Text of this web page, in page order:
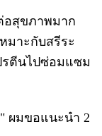
อสุขภาพมาก
มาะกับสรีระ
รตีนไปซ่อมแซม
ผมขอแนะนำ 2